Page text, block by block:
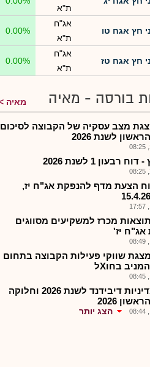
ת"א
חץ אגח טו
אג"ח
ת"א
0.00%
חץ אגח טז
אג"ח
ת"א
0.00%
בורסה - מאיה מאיה
מצב עסקיה של הקבוצה לסיכום
לשנת 2026
רבעון 1 לשנת 2026
הצעת מדף להנפקת אג"ח יז,
מכרז למשקיעים מסווגים
אג"ח יז'
שווקי פעילות הקבוצה בתחום
אלחץ-מדיניות דיבידנד לשנת 2026 וחלוקה
2026
הצג יותר